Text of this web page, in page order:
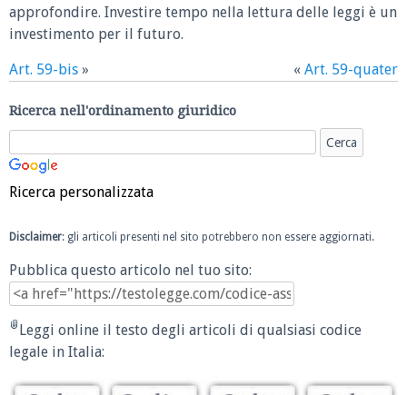
approfondire. Investire tempo nella lettura delle leggi è un
investimento per il futuro.
Art. 59-bis » « Art. 59-quater
Ricerca nell'ordinamento giuridico
Ricerca personalizzata
Disclaimer: gli articoli presenti nel sito potrebbero non essere aggiornati.
Pubblica questo articolo nel tuo sito:
Leggi online il testo degli articoli di qualsiasi codice
legale in Italia: